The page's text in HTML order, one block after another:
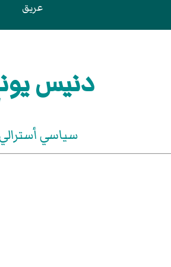
عريق
دنيس
سياسي